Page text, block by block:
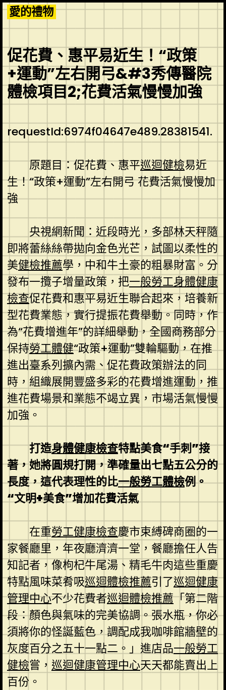
Skip
to
content
愛的禮物
促花費、惠平易近生！“政策
+運動”左右開弓&#3秀傳醫院
體檢項目2;花費活氣慢慢加強
requestId:6974f04647e489.28381541.
原題目：‍‍促花費、惠平巡迴健檢易近
生！“政策+運動”左右開弓 花費活氣慢慢加
強
央視網新聞：近段時光，多部林天秤隨
即將蕾絲絲帶拋向金色光芒，試圖以柔性的
美健檢推薦學，中和牛土豪的粗暴財富。分
發布一攬子增量政策，把一般勞工身體健康
檢查促花費和惠平易近生聯合起來，培養新
型花費業態，實行提振花費舉動。同時，作
為“花費增進年”的詳細舉動，全國商務部分
保持勞工體健“政策+運動”雙輪驅動，在推
進出臺系列擴內需、促花費政策辦法的同
時，組織展開豐盛多彩的花費增進運動，推
進花費場景和業態不竭立異，市場活氣慢慢
加強。
打造身體健康檢查特點美食“手刺”接
著，她將圓規打開，準確量出七點五公分的
長度，這代表理性的比一般勞工體檢例。
“文明+美食”增加花費活氣
在重勞工健康檢查慶市束縛碑商圈的一
家餐廳里，年夜廳濟濟一堂，餐廳擔任人告
知記者，像枸杞牛尾湯、精毛牛肉這些重慶
特點風味菜肴吸巡迴體檢推薦引了巡迴健康
管理中心不少花費者巡迴體檢推薦「第二階
段：顏色與氣味的完美協調。張水瓶，你必
須將你的怪誕藍色，調配成我咖啡館牆壁的
灰度百分之五十一點二。」進店品一般勞工
健檢嘗， 巡迴健康管理中心天天都能賣出上
百份。